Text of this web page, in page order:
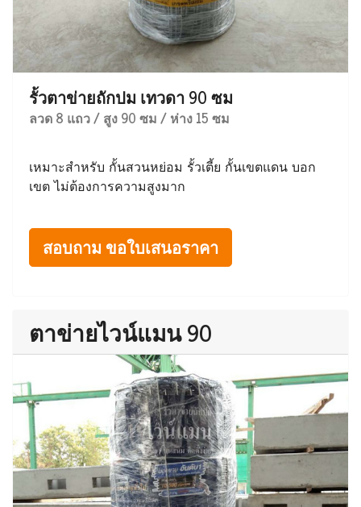
รั้วตาข่ายถักปม เทวดา 90 ซม
ลวด 8 แถว / สูง 90 ซม / ห่าง 15 ซม
เหมาะสำหรับ กั้นสวนหย่อม รั้วเตี้ย กั้นเขตแดน บอก
เขต ไม่ต้องการความสูงมาก
สอบถาม ขอใบเสนอราคา
ตาข่ายไวน์แมน 90